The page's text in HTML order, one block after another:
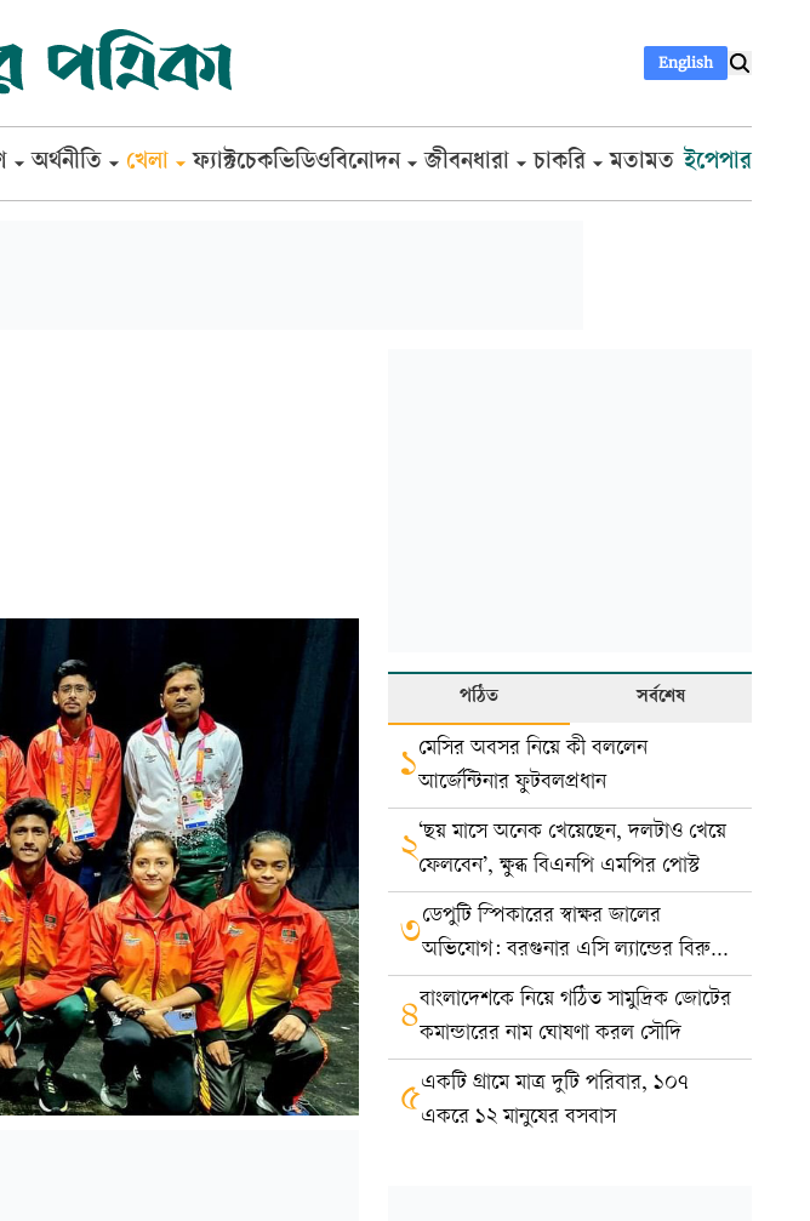
English
অর্থনীতি খেলা ফ্যাক্টচেকভিডিওবিনোদন জীবনধারা চাকরি মতামত ইপেপার
পঠিত সর্বশেষ
১মেসির অবসর নিয়ে কী বললেন
আর্জেন্টিনার ফুটবলপ্রধান
২‘ছয় মাসে অনেক খেয়েছেন, দলটাও খেয়ে
ফেলবেন’, ক্ষুব্ধ বিএনপি এমপির পোস্ট
৩ডেপুটি স্পিকারের স্বাক্ষর জালের
অভিযোগ: বরগুনার এসি ল্যান্ডের বিরুদ্ধে
মামলা
৪বাংলাদেশকে নিয়ে গঠিত সামুদ্রিক জোটের
কমান্ডারের নাম ঘোষণা করল সৌদি
৫একটি গ্রামে মাত্র দুটি পরিবার, ১০৭
একরে ১২ মানুষের বসবাস